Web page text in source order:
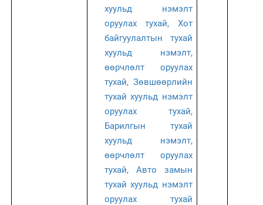
хуульд нэмэлт
оруулах тухай, Хот
байгуулалтын тухай
хуульд нэмэлт,
өөрчлөлт оруулах
тухай, Зөвшөөрлийн
тухай хуульд нэмэлт
оруулах тухай,
Барилгын тухай
хуульд нэмэлт,
өөрчлөлт оруулах
тухай, Авто замын
тухай хуульд нэмэлт
оруулах тухай